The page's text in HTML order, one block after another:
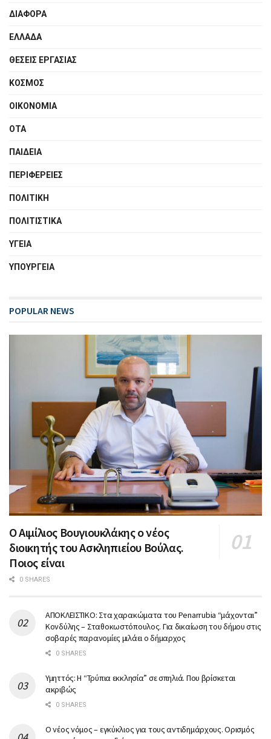
ΔΙΑΦΟΡΑ
ΕΛΛΑΔΑ
ΘΕΣΕΙΣ ΕΡΓΑΣΙΑΣ
ΚΟΣΜΟΣ
ΟΙΚΟΝΟΜΙΑ
ΟΤΑ
ΠΑΙΔΕΙΑ
ΠΕΡΙΦΕΡΕΙΕΣ
ΠΟΛΙΤΙΚΗ
ΠΟΛΙΤΙΣΤΙΚΑ
ΥΓΕΙΑ
ΥΠΟΥΡΓΕΙΑ
POPULAR NEWS
Ο Αιμίλιος Βουγιουκλάκης ο νέος
διοικητής του Ασκληπιείου Βούλας.
Ποιος είναι
0 SHARES
ΑΠΟΚΛΕΙΣΤΙΚΟ: Στα χαρακώματα του Penarrubia “μάχονται”
Κονδύλης – Σταθοκωστόπουλος. Για δικαίωση του δήμου στις
σοβαρές παρανομίες μιλάει ο δήμαρχος
0 SHARES
Υμηττός: Η “Τρύπια εκκλησία” σε σπηλιά. Που βρίσκεται
ακριβώς
0 SHARES
Ο νέος νόμος – εγκύκλιος για τους αντιδημάρχους. Ορισμός